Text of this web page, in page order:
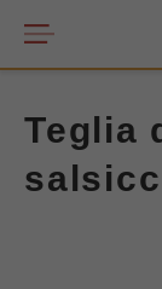
Teglia